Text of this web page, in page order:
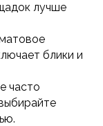
лучше
блики и
часто